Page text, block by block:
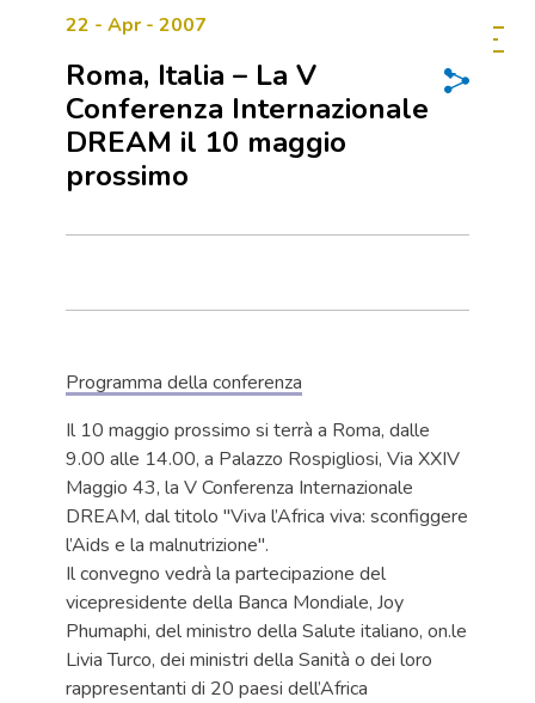
22 - Apr - 2007
Roma, Italia – La V
Conferenza Internazionale
DREAM il 10 maggio
prossimo
Programma della conferenza
Il 10 maggio prossimo si terrà a Roma, dalle
9.00 alle 14.00, a Palazzo Rospigliosi, Via XXIV
Maggio 43, la V Conferenza Internazionale
DREAM, dal titolo "Viva l’Africa viva: sconfiggere
l’Aids e la malnutrizione".
Il convegno vedrà la partecipazione del
vicepresidente della Banca Mondiale, Joy
Phumaphi, del ministro della Salute italiano, on.le
Livia Turco, dei ministri della Sanità o dei loro
rappresentanti di 20 paesi dell’Africa